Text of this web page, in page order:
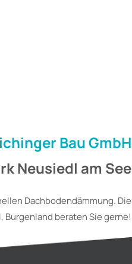
Bau GmbH
Neusiedl am See
Dachbodendämmung. Die
Burgenland beraten Sie gerne!